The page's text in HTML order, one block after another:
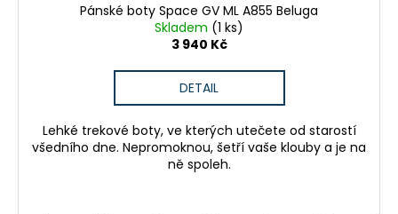
Pánské boty Space GV ML A855 Beluga
Skladem (1 ks)
3 940 Kč
DETAIL
Lehké trekové boty, ve kterých utečete od starostí
všedního dne. Nepromoknou, šetří vaše klouby a je na
ně spoleh.